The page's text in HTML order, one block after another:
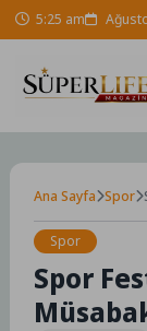
Skip 5:25 am
Ana Sayfa Spor
Spor
Spor